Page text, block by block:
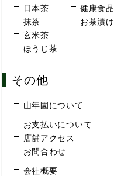
日本茶
抹茶
玄米茶
ほうじ茶
健康食品
お茶漬け
その他
山年園について
お支払いについて
店舗アクセス
お問合わせ
会社概要